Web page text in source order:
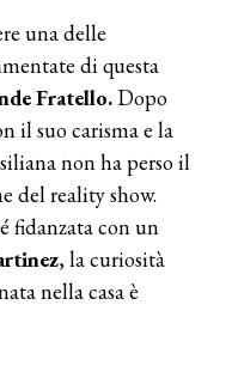
una delle
di questa
Fratello. Dopo
il suo carisma e la
non ha perso il
del reality show.
fidanzata con un
, la curiosità
nella casa è